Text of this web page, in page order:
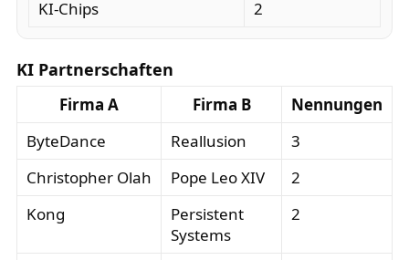
KI-Chips
2
KI Partnerschaften
Firma A Firma B
Nennungen
ByteDance
Reallusion
3
Christopher Olah
Pope Leo XIV
2
Kong
Persistent
Systems
2